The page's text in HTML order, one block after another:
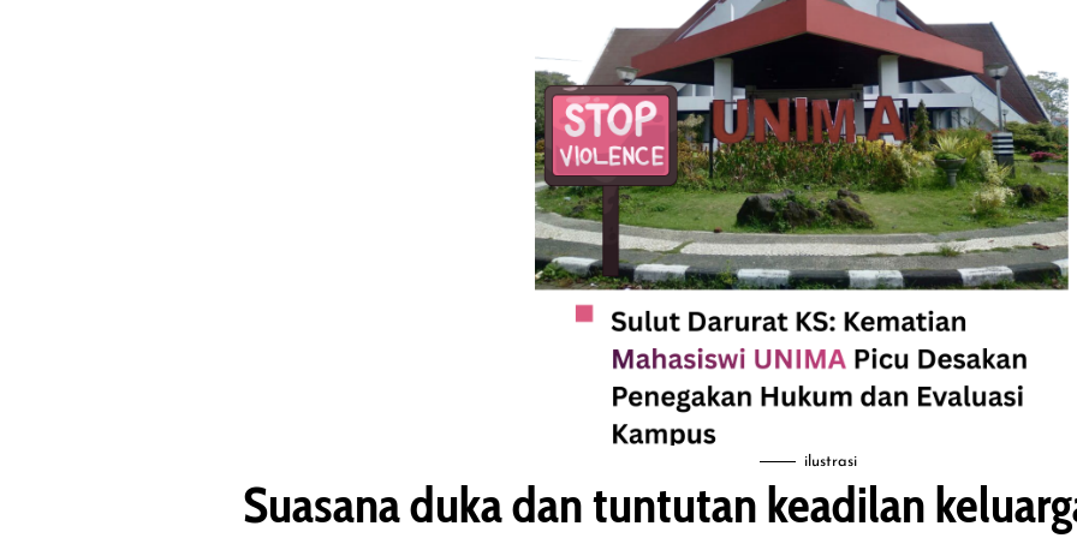
ilustrasi
Suasana duka dan tuntutan keadilan